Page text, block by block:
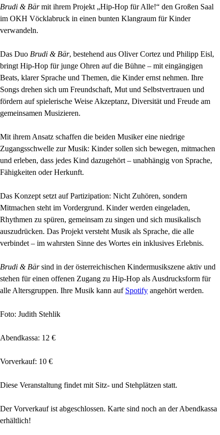
Brudi & Bärmit ihrem Projekt „Hip-Hop für Alle!“ den Großen Saal
im OKH Vöcklabruck in einen bunten Klangraum für Kinder
verwandeln.
Das Duo Brudi & Bär, bestehend aus Oliver Cortez und Philipp Eisl,
bringt Hip-Hop für junge Ohren auf die Bühne – mit eingängigen
Beats, klarer Sprache und Themen, die Kinder ernst nehmen. Ihre
Songs drehen sich um Freundschaft, Mut und Selbstvertrauen und
fördern auf spielerische Weise Akzeptanz, Diversität und Freude am
gemeinsamen Musizieren.
Mit ihrem Ansatz schaffen die beiden Musiker eine niedrige
Zugangsschwelle zur Musik: Kinder sollen sich bewegen, mitmachen
und erleben, dass jedes Kind dazugehört – unabhängig von Sprache,
Fähigkeiten oder Herkunft.
Das Konzept setzt auf Partizipation: Nicht Zuhören, sondern
Mitmachen steht im Vordergrund. Kinder werden eingeladen,
Rhythmen zu spüren, gemeinsam zu singen und sich musikalisch
auszudrücken. Das Projekt versteht Musik als Sprache, die alle
verbindet – im wahrsten Sinne des Wortes ein inklusives Erlebnis.
Brudi & Bärsind in der österreichischen Kindermusikszene aktiv und
stehen für einen offenen Zugang zu Hip-Hop als Ausdrucksform für
alle Altersgruppen. Ihre Musik kann auf Spotify angehört werden.
Foto: Judith Stehlik
Abendkassa: 12 €
Vorverkauf: 10 €
Diese Veranstaltung findet mit Sitz- und Stehplätzen statt.
Der Vorverkauf ist abgeschlossen. Karte sind noch an der Abendkassa
erhältlich!